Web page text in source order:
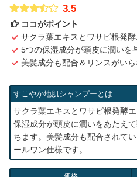
3.5
ココがポイント
サクラ葉エキスとワサビ根発
5つの保湿成分が頭皮に潤いを
美髪成分も配合＆リンスがい
すこやか地肌シャンプーとは
サクラ葉エキスとワサビ根発酵
保湿成分が頭皮に潤いをあたえ
ちます。美髪成分も配合されて
ールワン仕様です。